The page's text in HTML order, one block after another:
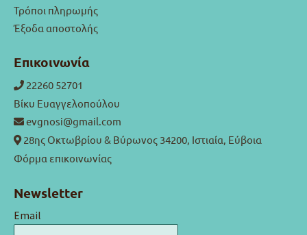
Τρόποι πληρωμής
Έξοδα αποστολής
Επικοινωνία
22260 52701
Βίκυ Ευαγγελοπούλου
evgnosi@gmail.com
28ης Οκτωβρίου & Βύρωνος 34200, Ιστιαία, Εύβοια
Φόρμα επικοινωνίας
Newsletter
Email